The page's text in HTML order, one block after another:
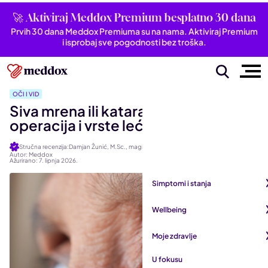
🚀 Aktiviraj Meddox Premium besplatno 30 dana
Prvih 30 dana Meddox Premiuma su na nama. Aktiviraj Premium
i isprobaj sve pogodnosti bez troška.
Simptomi i stanja
Bubrezi i mokraćni sustav
Dišni sustav
Wellbeing
Moje zdravlje
Pogledaj sve iz kategorije
U fokusu
OČI I VID
Siva mrena ili katarakta: Simptomi,
operacija i vrste leća
Stručna recenzija:Damjan Žunić, M.Sc., magistar optometrije
Autor: Meddox
Ažurirano: 7. lipnja 2026.